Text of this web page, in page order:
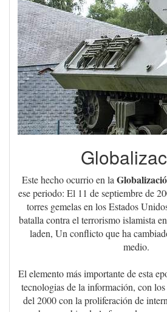
Este hecho ocurrio en la
ese periodo: El 11 de septiembre de
torres gemelas en los Estados
batalla contra el terrorismo islamista
laden, Un conflicto que ha
medio.
El elemento más importante de esta
tecnologias de la información, con
del 2000 con la proliferación de